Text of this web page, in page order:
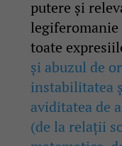
putere și
toate
și abuzul de
instabilitatea
aviditatea de
(de la relații